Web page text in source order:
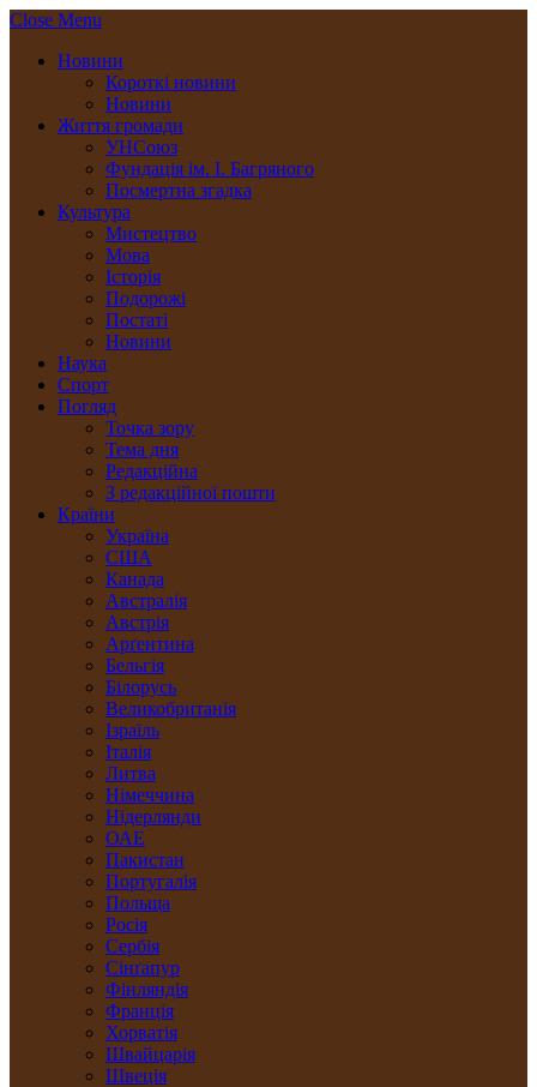
Close Menu
Новини
Короткі новини
Новини
Життя громади
УНСоюз
Фундація ім. І. Багряного
Посмертна згадка
Культура
Мистецтво
Мова
Історія
Подорожі
Постаті
Новини
Наука
Спорт
Погляд
Точка зору
Тема дня
Редакційна
З редакційної пошти
Країни
Україна
США
Канада
Австралія
Австрія
Арґентина
Бельгія
Білорусь
Великобританія
Ізраїль
Італія
Литва
Німеччина
Нідерлянди
ОАЕ
Пакистан
Португалія
Польща
Росія
Сербія
Сінґапур
Фінляндія
Франція
Хорватія
Швайцарія
Швеція